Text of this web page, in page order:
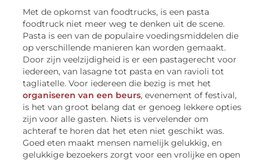
Met de opkomst van foodtrucks, is een pasta
foodtruck niet meer weg te denken uit de scene.
Pasta is een van de populaire voedingsmiddelen die
op verschillende manieren kan worden gemaakt.
Door zijn veelzijdigheid is er een pastagerecht voor
iedereen, van lasagne tot pasta en van ravioli tot
tagliatelle. Voor iedereen die bezig is met het
organiseren van een beurs, evenement of festival,
is het van groot belang dat er genoeg lekkere opties
zijn voor alle gasten. Niets is vervelender om
achteraf te horen dat het eten niet geschikt was.
Goed eten maakt mensen namelijk gelukkig, en
gelukkige bezoekers zorgt voor een vrolijke en open